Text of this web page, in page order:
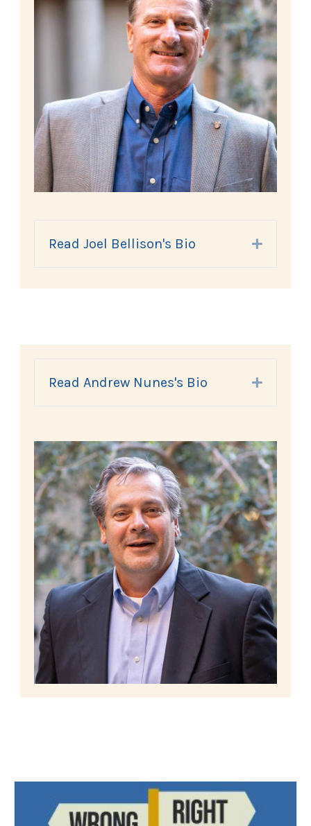
Read Joel Bellison's Bio Expand
Read Andrew Nunes's Bio Expand